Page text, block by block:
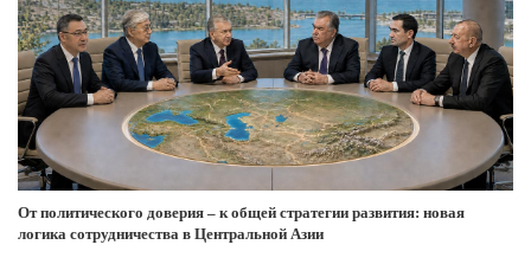
От политического доверия – к общей стратегии развития: новая
логика сотрудничества в Центральной Азии